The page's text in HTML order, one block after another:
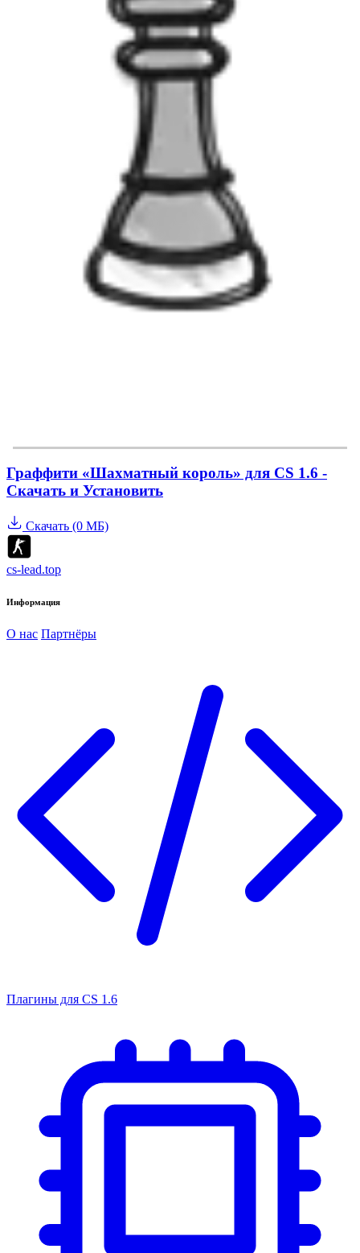
Граффити «Шахматный король» для CS 1.6 -
Скачать и Установить
Скачать (0 МБ)
cs-lead.top
Информация
О нас Партнёры
Плагины для CS 1.6